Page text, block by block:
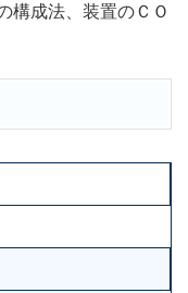
構成法、装置のＣＯ